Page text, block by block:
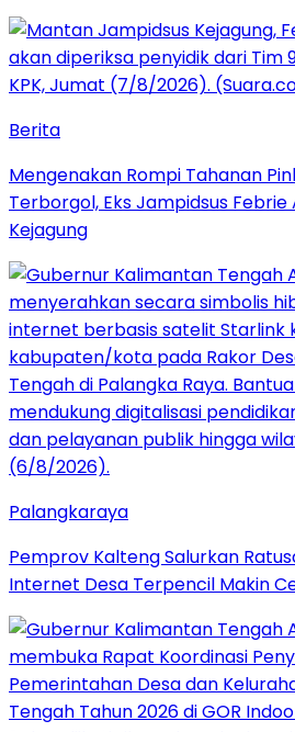
Berita
Mengenakan Rompi Tahanan
Terborgol, Eks Jampidsus Febrie
Kejagung
Palangkaraya
Pemprov Kalteng Salurkan
Internet Desa Terpencil Makin